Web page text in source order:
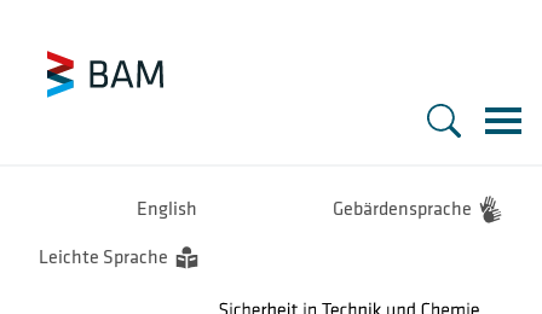
English Gebärdensprache
Leichte Sprache